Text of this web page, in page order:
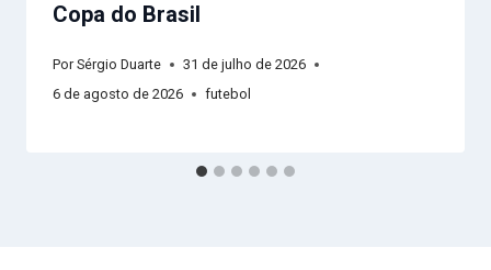
Copa do Brasil
Por Sérgio Duarte
31 de julho de 2026
6 de agosto de 2026
futebol